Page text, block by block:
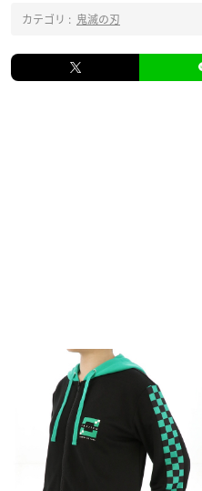
カテゴリ : 鬼滅の刃